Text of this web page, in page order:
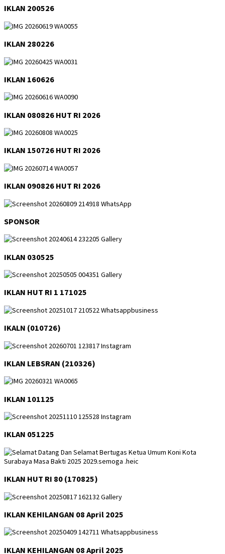
IKLAN 200526
IKLAN 280226
IKLAN 160626
IKLAN 080826 HUT RI 2026
IKLAN 150726 HUT RI 2026
IKLAN 090826 HUT RI 2026
SPONSOR
IKLAN 030525
IKLAN HUT RI 1 171025
IKALN (010726)
IKLAN LEBSRAN (210326)
IKLAN 101125
IKLAN 051225
IKLAN HUT RI 80 (170825)
IKLAN KEHILANGAN 08 April 2025
IKLAN KEHILANGAN 08 April 2025